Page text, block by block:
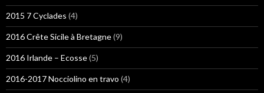
2015 7 Cyclades (4)
2016 Crête Sicile à Bretagne(9)
2016 Irlande – Ecosse(5)
2016-2017 Nocciolino en travo (4)